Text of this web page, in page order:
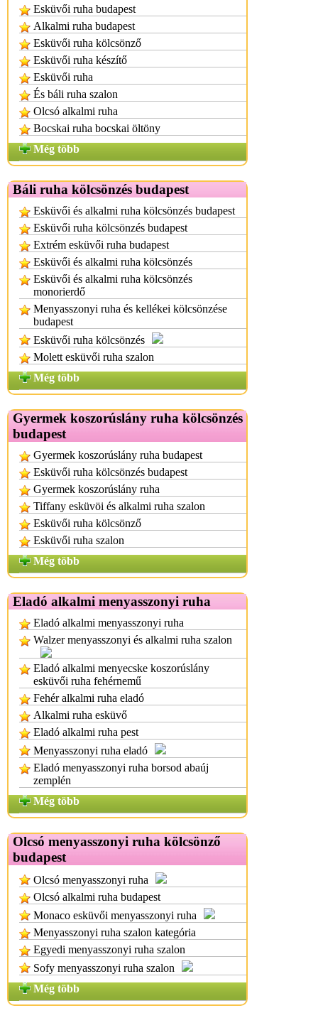
Esküvői ruha budapest
Alkalmi ruha budapest
Esküvői ruha kölcsönző
Esküvői ruha készítő
Esküvői ruha
És báli ruha szalon
Olcsó alkalmi ruha
Bocskai ruha bocskai öltöny
Még több
Báli ruha kölcsönzés budapest
Esküvői és alkalmi ruha kölcsönzés budapest
Esküvői ruha kölcsönzés budapest
Extrém esküvői ruha budapest
Esküvői és alkalmi ruha kölcsönzés
Esküvői és alkalmi ruha kölcsönzés
monorierdő
Menyasszonyi ruha és kellékei kölcsönzése
budapest
Esküvői ruha kölcsönzés
Molett esküvői ruha szalon
Még több
Gyermek koszorúslány ruha kölcsönzés
budapest
Gyermek koszorúslány ruha budapest
Esküvői ruha kölcsönzés budapest
Gyermek koszorúslány ruha
Tiffany esküvöi és alkalmi ruha szalon
Esküvői ruha kölcsönző
Esküvői ruha szalon
Még több
Eladó alkalmi menyasszonyi ruha
Eladó alkalmi menyasszonyi ruha
Walzer menyasszonyi és alkalmi ruha szalon
Eladó alkalmi menyecske koszorúslány
esküvői ruha fehérnemű
Fehér alkalmi ruha eladó
Alkalmi ruha esküvő
Eladó alkalmi ruha pest
Menyasszonyi ruha eladó
Eladó menyasszonyi ruha borsod abaúj
zemplén
Még több
Olcsó menyasszonyi ruha kölcsönző
budapest
Olcsó menyasszonyi ruha
Olcsó alkalmi ruha budapest
Monaco esküvői menyasszonyi ruha
Menyasszonyi ruha szalon kategória
Egyedi menyasszonyi ruha szalon
Sofy menyasszonyi ruha szalon
Még több